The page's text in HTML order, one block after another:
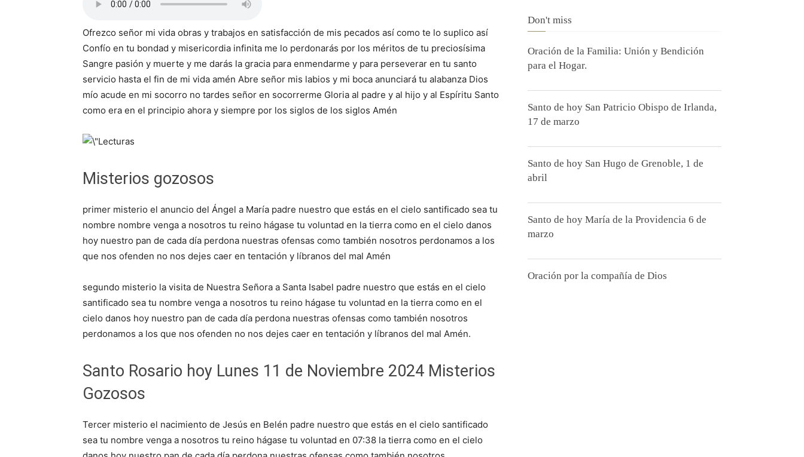
Ofrezco señor mi vida obras y trabajos en satisfacción de mis pecados así como te lo suplico así
Confío en tu bondad y misericordia infinita me lo perdonarás por los méritos de tu preciosísima
Sangre pasión y muerte y me darás la gracia para enmendarme y para perseverar en tu santo
servicio hasta el fin de mi vida amén Abre señor mis labios y mi boca anunciará tu alabanza Dios
mío acude en mi socorro no tardes señor en socorrerme Gloria al padre y al hijo y al Espíritu Santo
como era en el principio ahora y siempre por los siglos de los siglos Amén
Misterios gozosos
primer misterio el anuncio del Ángel a María padre nuestro que estás en el cielo santificado sea tu
nombre nombre venga a nosotros tu reino hágase tu voluntad en la tierra como en el cielo danos
hoy nuestro pan de cada día perdona nuestras ofensas como también nosotros perdonamos a los
que nos ofenden no nos dejes caer en tentación y líbranos del mal Amén
segundo misterio la visita de Nuestra Señora a Santa Isabel padre nuestro que estás en el cielo
santificado sea tu nombre venga a nosotros tu reino hágase tu voluntad en la tierra como en el
cielo danos hoy nuestro pan de cada día perdona nuestras ofensas como también nosotros
perdonamos a los que nos ofenden no nos dejes caer en tentación y líbranos del mal Amén.
Santo Rosario hoy Lunes 11 de Noviembre 2024 Misterios
Gozosos
Tercer misterio el nacimiento de Jesús en Belén padre nuestro que estás en el cielo santificado
sea tu nombre venga a nosotros tu reino hágase tu voluntad en 07:38 la tierra como en el cielo
Don't miss
Oración de la Familia: Unión y Bendición
para el Hogar.
Santo de hoy San Patricio Obispo de Irlanda,
17 de marzo
Santo de hoy San Hugo de Grenoble, 1 de
abril
Santo de hoy María de la Providencia 6 de
marzo
Oración por la compañía de Dios